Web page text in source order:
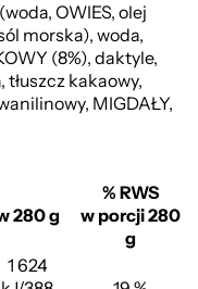
OWIES, olej
morska), woda,
(8%), daktyle,
kakaowy,
MIGDAŁY,
280 g
% RWS
w porcji 280
g
1 624